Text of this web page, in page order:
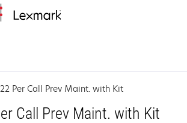
Per Call Prev Maint. with Kit
Call Prev Maint. with Kit